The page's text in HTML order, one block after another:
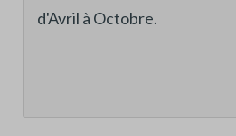
d'Avril à Octobre.